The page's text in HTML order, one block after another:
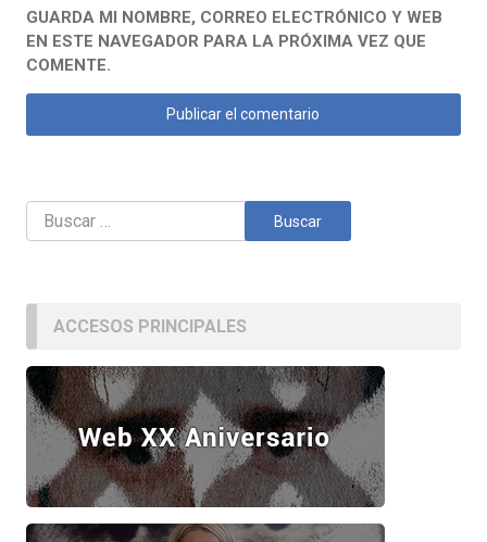
GUARDA MI NOMBRE, CORREO ELECTRÓNICO Y WEB
EN ESTE NAVEGADOR PARA LA PRÓXIMA VEZ QUE
COMENTE.
Buscar:
ACCESOS PRINCIPALES